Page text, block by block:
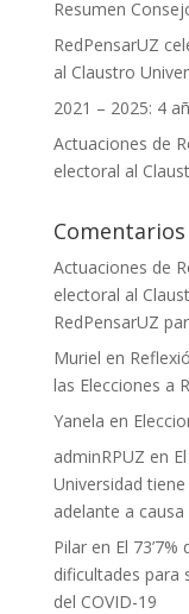
Resumen
RedPensarUZ
al Claustro
2021 – 2025: 4
Actuaciones de
electoral al
Actuaciones de
electoral al
RedPensarUZ
Muriel en
las Elecciones a
Yanela en
adminRPUZ en
Universidad
adelante a causa
Pilaren El
dificultades para
del COVID-19